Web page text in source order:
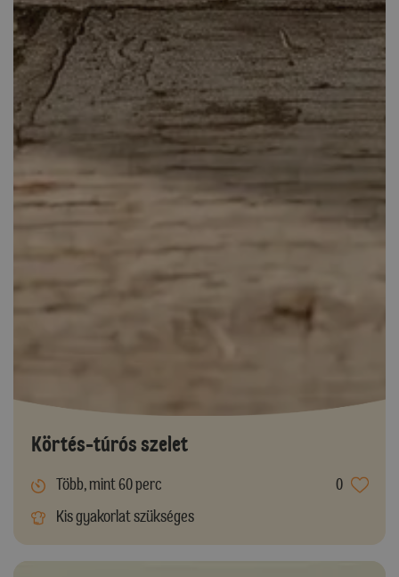
Körtés-túrós szelet
Több, mint 60 perc
0
Kis gyakorlat szükséges